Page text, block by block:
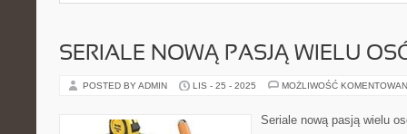
SERIALE NOWĄ PASJĄ WIELU
POSTED BY ADMIN LIS - 25 - 2025 MOŻLIWOŚĆ
Seriale nową pasją wielu